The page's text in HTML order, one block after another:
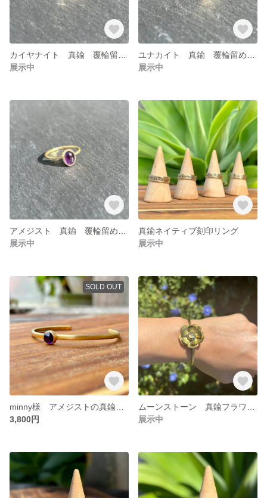
展示中
展示中
展示中
真鍮ネイティブ刻印リング
展示中
SOLD OUT
3,800円
展示中